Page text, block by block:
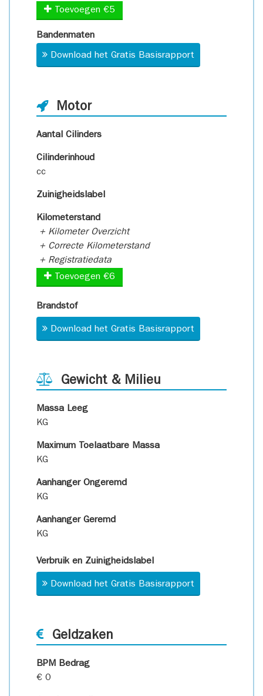
Toevoegen €5
Bandenmaten
Download het Gratis Basisrapport
Motor
Aantal Cilinders
Cilinderinhoud
cc
Zuinigheidslabel
Kilometerstand
+ Kilometer Overzicht
+ Correcte Kilometerstand
+ Registratiedata
Toevoegen €6
Brandstof
Download het Gratis Basisrapport
Gewicht & Milieu
Massa Leeg
KG
Maximum Toelaatbare Massa
KG
Aanhanger Ongeremd
KG
Aanhanger Geremd
KG
Verbruik en Zuinigheidslabel
Download het Gratis Basisrapport
Geldzaken
BPM Bedrag
€ 0